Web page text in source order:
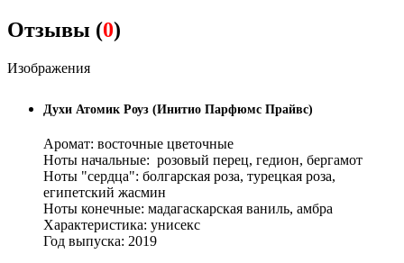
Отзывы (0)
Изображения
Духи Атомик Роуз (Инитио Парфюмс Прайвс)
Аромат: восточные цветочные
Ноты начальные: розовый перец, гедион, бергамот
Ноты "сердца": болгарская роза, турецкая роза,
египетский жасмин
Ноты конечные: мадагаскарская ваниль, амбра
Характеристика: унисекс
Год выпуска: 2019